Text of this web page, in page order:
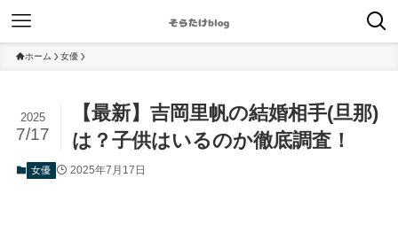
ホーム 女優
【最新】吉岡里帆の結婚相手(旦那)
は？子供はいるのか徹底調査！
2025
7/17
女優 2025年7月17日